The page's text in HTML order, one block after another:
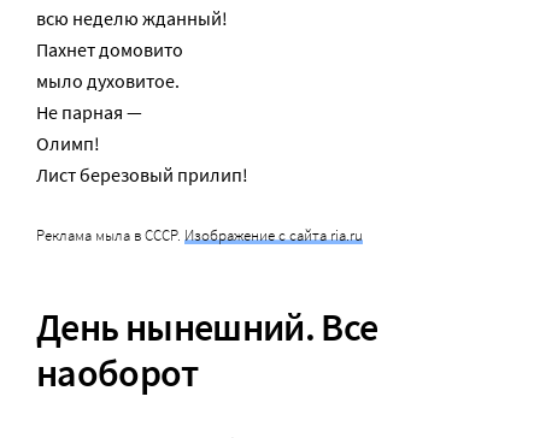
всю неделю жданный!
Пахнет домовито
мыло духовитое.
Не парная —
Олимп!
Лист березовый прилип!
Реклама мыла в СССР. Изображение с сайта ria.ru
День нынешний. Все
наоборот